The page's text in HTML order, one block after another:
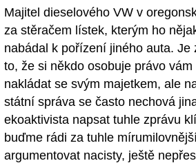
Majitel dieselového VW v
za stěračem lístek, kterým ho
nabádal k pořízení jiného auta. Je
to, že si někdo osobuje právo
nakládat se svým majetkem, ale
státní správa se často nechová
ekoaktivista napsat tuhle zprávu
buďme rádi za tuhle
argumentovat nacisty, ještě